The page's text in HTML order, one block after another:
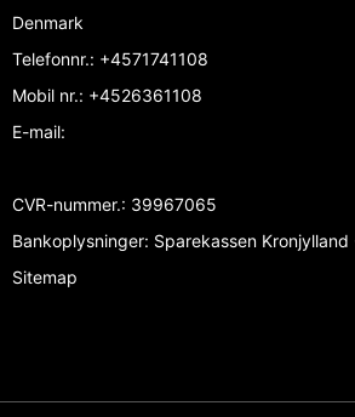
Denmark
Telefonnr.: +4571741108
Mobil nr.: +4526361108
E-mail:
CVR-nummer.: 39967065
Bankoplysninger: Sparekassen
Sitemap